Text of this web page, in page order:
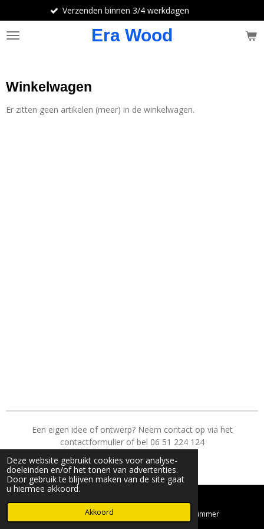
Deze website gebruikt cookies voor analyse-
doeleinden en/of het tonen van advertenties.
Door gebruik te blijven maken van de site gaat
u hiermee akkoord.
Akkoord
direct
naar
Era Wood
binnen 3/4 werkdagen
Winkelwagen
Er zitten geen artikelen (meer) in de winkelwagen.
Een eigen idee of ontwerp? Neem contact op via het
contactformulier of bel 06 51 224 124
© 2023 - 2026 Era Wood
Powered by JouwWeb
Telefoonnummer